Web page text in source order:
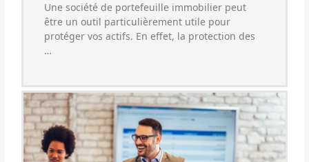
Une société de portefeuille immobilier peut
être un outil particulièrement utile pour
protéger vos actifs. En effet, la protection des
…